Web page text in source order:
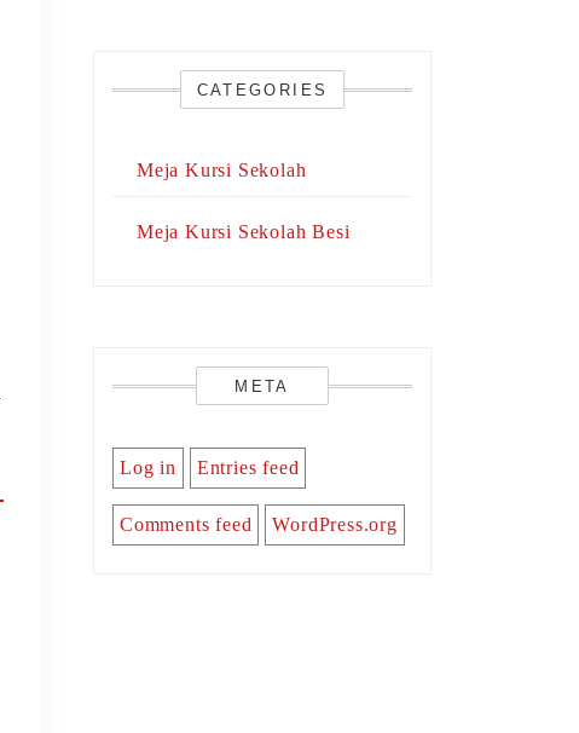
CATEGORIES
Meja Kursi Sekolah
Meja Kursi Sekolah Besi
META
Log in Entries feed
Comments feed WordPress.org